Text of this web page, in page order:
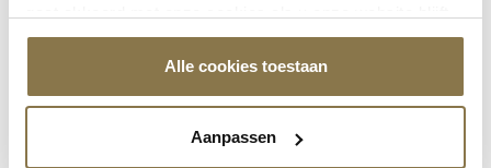
gebruiken.
Alle cookies toestaan
Aanpassen
bestaande gevel en voorzien van een thermische
worden alle naden afgedicht zonder zichtbare